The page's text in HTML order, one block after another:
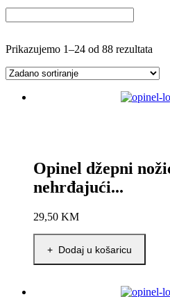
Prikazujemo 1–24 od 88 rezultata
Opinel džepni
nehrđajući...
29,50 KM
+ Dodaj u košaricu